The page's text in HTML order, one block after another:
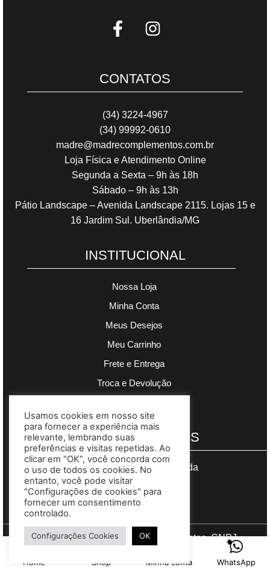
CONTATOS
(34) 3224-4967
(34) 99992-0610
madre@madrecomplementos.com.br
Loja Física e Atendimento Online
Segunda a Sexta – 9h às 18h
Sábado – 9h às 13h
Pátio Landscape – Avenida Landscape 2115. Lojas 15 e
16 Jardim Sul. Uberlândia/MG
INSTITUCIONAL
Nossa Loja
Minha Conta
Meus Desejos
Meu Carrinho
Frete e Entrega
Troca e Devolução
PAGAMENTOS
Segurança garantida
Copyright © 2023 Madre Complementos. CNPJ
Gomes Web
Home Shop Minha conta WhatsApp
Usamos cookies em nosso site
para fornecer a experiência mais
relevante, lembrando suas
preferências e visitas repetidas. Ao
clicar em “OK”, você concorda com
o uso de todos os cookies. No
entanto, você pode visitar
"Configurações de cookies" para
fornecer um consentimento
controlado.
Configurações Cookies OK